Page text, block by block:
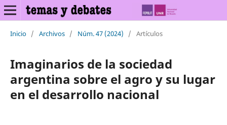
Inicio / Archivos / Núm. 47 (2024) / Artículos
Imaginarios de la sociedad
argentina sobre el agro y su lugar
en el desarrollo nacional